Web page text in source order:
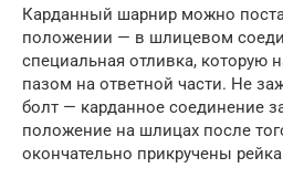
Карданный шарнир можно
положении — в шлицевом
специальная отливка, которую
пазом на ответной части. Не
болт — карданное соединение
положение на шлицах после
окончательно прикручены